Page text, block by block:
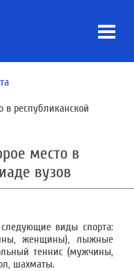
в республиканской
место в
вузов
виды спорта:
женщины), лыжные
теннис (мужчины,
шахматы.